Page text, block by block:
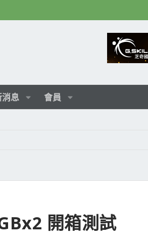
息 會員
開箱測試